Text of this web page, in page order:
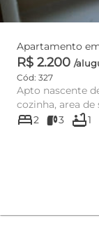
R$ 2.200 /
Cód: 327
Apto nascente
cozinha, area
armár...
bed2 3 bathtub1